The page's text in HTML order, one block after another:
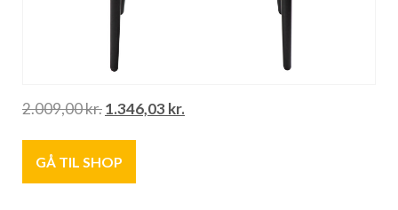
2.009,00kr.1.346,03 kr.
GÅ TIL SHOP